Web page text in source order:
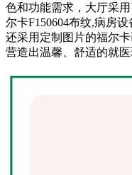
色和功能需求，大厅采
尔卡F150604布纹,病房
还采用定制图片的福尔
营造出温馨、舒适的就医